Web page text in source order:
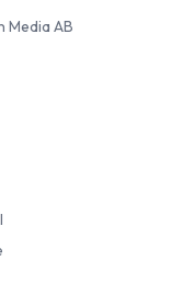
Media AB